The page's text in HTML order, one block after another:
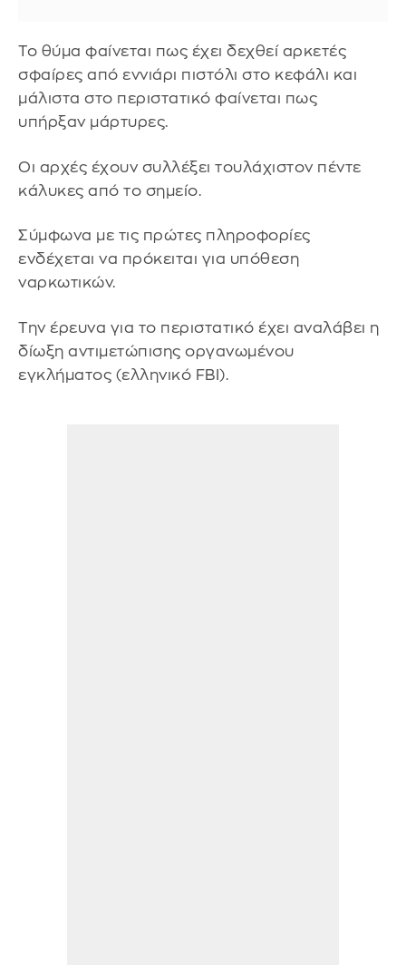
Το θύμα φαίνεται πως έχει δεχθεί αρκετές
σφαίρες από εννιάρι πιστόλι στο κεφάλι και
μάλιστα στο περιστατικό φαίνεται πως
υπήρξαν μάρτυρες.
Οι αρχές έχουν συλλέξει τουλάχιστον πέντε
κάλυκες από το σημείο.
Σύμφωνα με τις πρώτες πληροφορίες
ενδέχεται να πρόκειται για υπόθεση
ναρκωτικών.
Την έρευνα για το περιστατικό έχει αναλάβει η
δίωξη αντιμετώπισης οργανωμένου
εγκλήματος (ελληνικό FBI).